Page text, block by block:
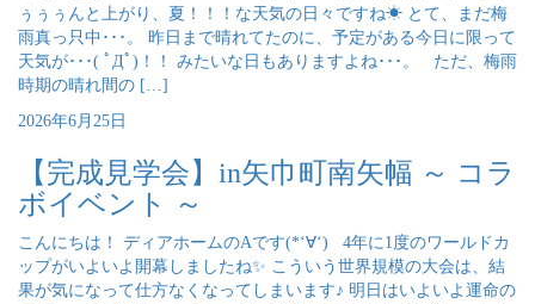
ぅぅぅんと上がり、夏！！！な天気の日々ですね☀ とて、まだ梅
雨真っ只中･･･。 昨日まで晴れてたのに、予定がある今日に限って
天気が･･･( ﾟДﾟ)！！ みたいな日もありますよね･･･。 ただ、梅雨
時期の晴れ間の […]
2026年6月25日
【完成見学会】in矢巾町南矢幅 ～ コラ
ボイベント ～
こんにちは！ ディアホームのAです(*‘∀‘) 4年に1度のワールドカ
ップがいよいよ開幕しましたね✨ こういう世界規模の大会は、結
果が気になって仕方なくなってしまいます♪ 明日はいよいよ運命の